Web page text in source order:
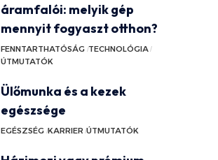
áramfalói: melyik gép
mennyit fogyaszt otthon?
FENNTARTHATÓSÁG TECHNOLÓGIA
ÚTMUTATÓK
Ülőmunka és a kezek
egészsége
EGÉSZSÉG KARRIER ÚTMUTATÓK